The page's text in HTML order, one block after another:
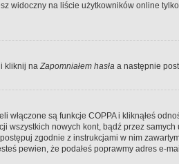
widoczny na liście użytkowników online
i kliknij naZapomniałem hasła a następnie
włączone są funkcje COPPA i kliknąłeś
nowych kont, bądź przez
zgodnie z instrukcjami w nim
pewien, że podałeś poprawmy adres e-